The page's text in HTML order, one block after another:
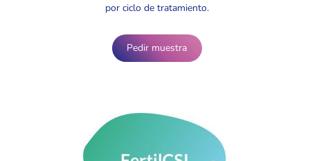
por ciclo de tratamiento.
Pedir muestra